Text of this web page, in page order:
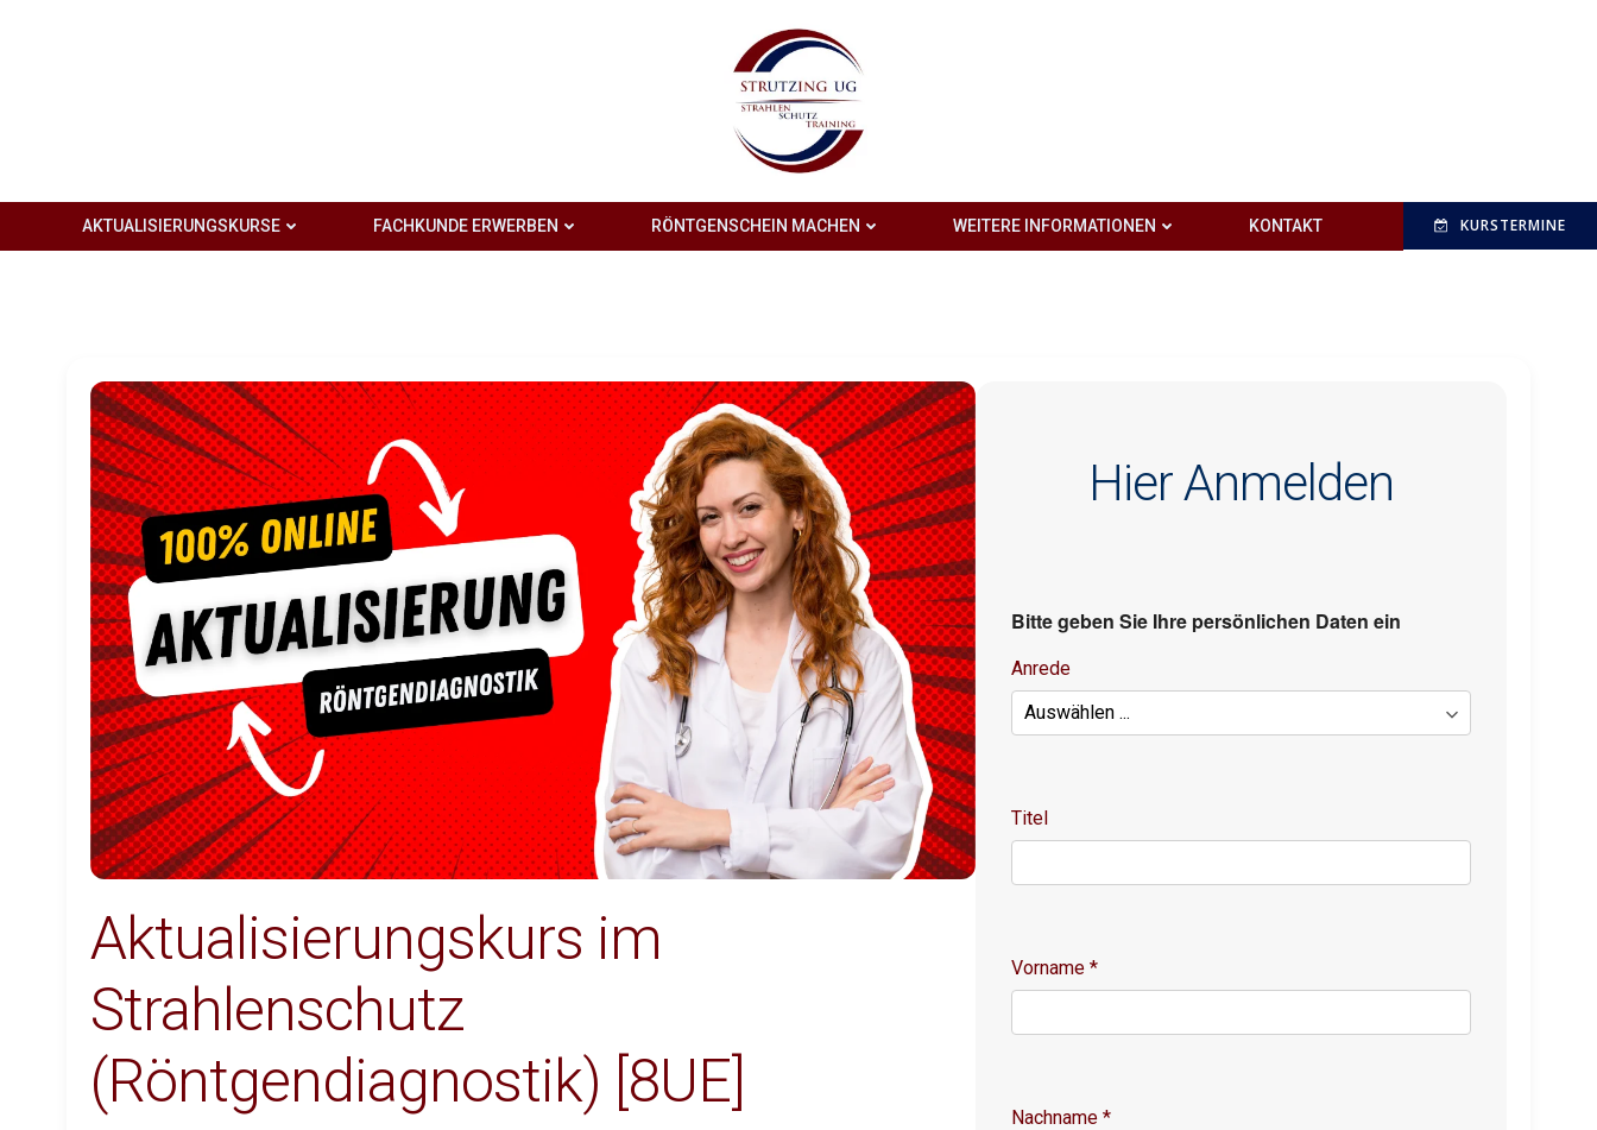
AKTUALISIERUNGSKURSE FACHKUNDE ERWERBEN RÖNTGENSCHEIN MACHEN WEITERE INFORMATIONEN KONTAKT KURSTERMINE
Aktualisierungskurs im
Strahlenschutz
(Röntgendiagnostik) [8UE]
Hier Anmelden
Bitte geben Sie Ihre persönlichen Daten ein
Anrede
Titel
Vorname *
Nachname *